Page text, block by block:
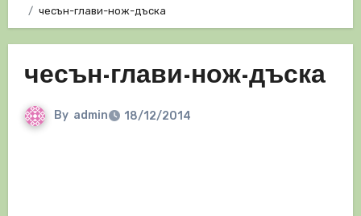
чесън-глави-нож-дъска
чесън-глави-нож-дъска
By admin 18/12/2014